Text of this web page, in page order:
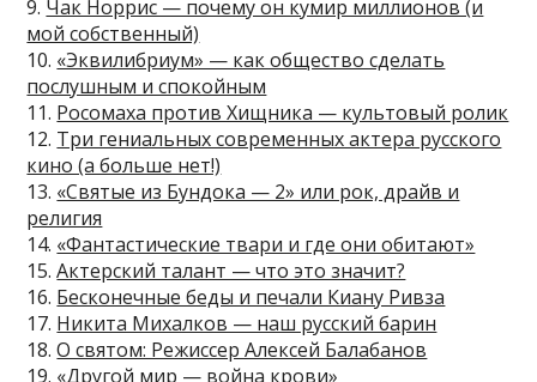
9. Чак Норрис — почему он кумир миллионов (и
мой собственный)
10. «Эквилибриум» — как общество сделать
послушным и спокойным
11. Росомаха против Хищника — культовый ролик
12. Три гениальных современных актера русского
кино (а больше нет!)
13. «Святые из Бундока — 2» или рок, драйв и
религия
14. «Фантастические твари и где они обитают»
15.Актерский талант — что это значит?
16. Бесконечные беды и печали Киану Ривза
17. Никита Михалков — наш русский барин
18.О святом: Режиссер Алексей Балабанов
19. «Другой мир — война крови»